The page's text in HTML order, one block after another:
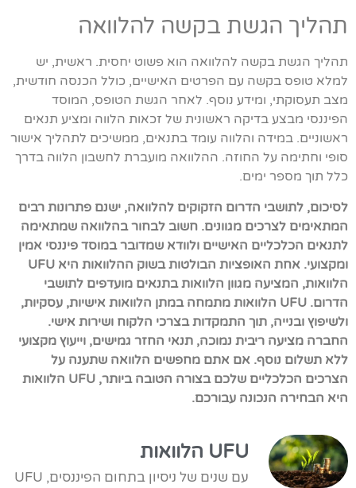
תהליך הגשת בקשה להלוואה
תהליך הגשת בקשה להלוואה הוא פשוט יחסית. ראשית, יש
למלא טופס בקשה עם הפרטים האישיים, כולל הכנסה חודשית,
מצב תעסוקתי, ומידע נוסף. לאחר הגשת הטופס, המוסד
הפיננסי מבצע בדיקה ראשונית של זכאות הלווה ומציע תנאים
ראשוניים. במידה והלווה עומד בתנאים, ממשיכים לתהליך אישור
סופי וחתימה על החוזה. ההלוואה מועברת לחשבון הלווה בדרך
כלל תוך מספר ימים.
לסיכום, לתושבי הדרום הזקוקים להלוואה, ישנם פתרונות רבים
המתאימים לצרכים מגוונים. חשוב לבחור בהלוואה שמתאימה
לתנאים הכלכליים האישיים ולוודא שמדובר במוסד פיננסי אמין
ומקצועי. אחת האופציות הבולטות בשוק ההלוואות היא UFU
הלוואות, המציעה מגוון הלוואות בתנאים מועדפים לתושבי
הדרום. UFU הלוואות מתמחה במתן הלוואות אישיות, עסקיות,
ולשיפוץ ובנייה, תוך התמקדות בצרכי הלקוח ושירות אישי.
החברה מציעה ריבית נמוכה, תנאי החזר גמישים, וייעוץ מקצועי
ללא תשלום נוסף. אם אתם מחפשים הלוואה שתענה על
הצרכים הכלכליים שלכם בצורה הטובה ביותר, UFU הלוואות
היא הבחירה הנכונה עבורכם.
UFU הלוואות
עם שנים של ניסיון בתחום הפיננסים, UFU